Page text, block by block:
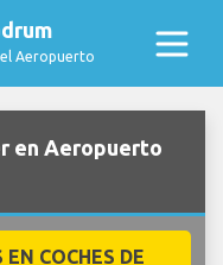
Aeropuerto
en Aeropuerto
COCHES DE